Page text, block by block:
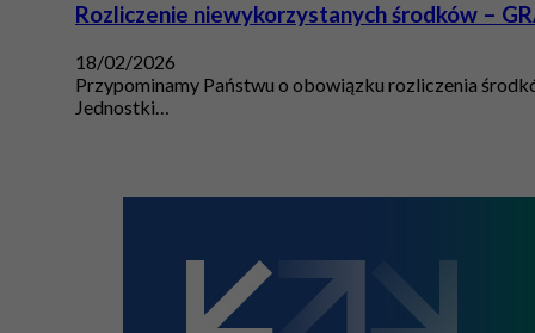
Rozliczenie niewykorzystanych środków –
18/02/2026
Przypominamy Państwu o obowiązku rozliczenia
Jednostki…